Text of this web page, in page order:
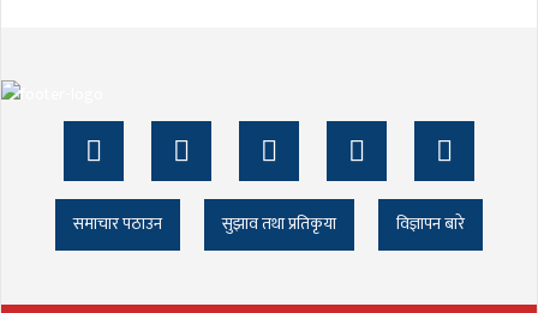
समाचार पठाउन सुझाव तथा प्रतिकृया विज्ञापन बारे